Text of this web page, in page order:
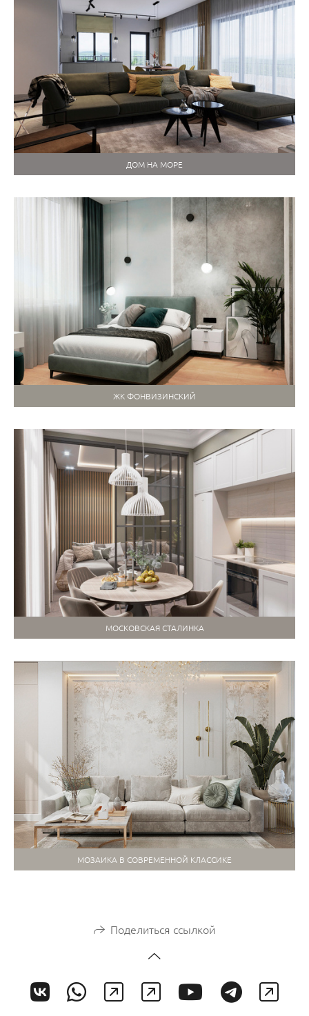
ДОМ НА МОРЕ
ЖК ФОНВИЗИНСКИЙ
МОСКОВСКАЯ СТАЛИНКА
МОЗАИКА В СОВРЕМЕННОЙ КЛАССИКЕ
Поделиться ссылкой